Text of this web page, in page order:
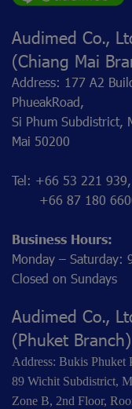
Audimed Co.,
(Chiang Mai
Address: 177 A2
PhueakRoad,
Si Phum Subdistrict,
Mai 50200
Tel: +66 53 221 939,
+66 87 180
Business Hours:
Monday – Saturday:
Closed on Sundays
Audimed Co.,
(Phuket Branch)
Address: Bukis Phuket
89 Wichit Subdistrict,
Zone B, 2nd Floor,